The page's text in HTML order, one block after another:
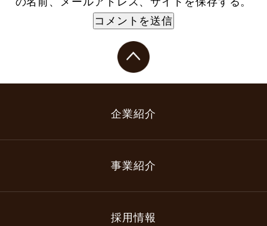
企業紹介
事業紹介
採用情報